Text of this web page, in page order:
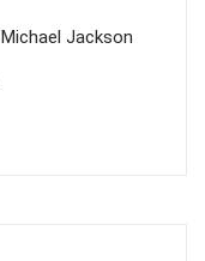
Jackson